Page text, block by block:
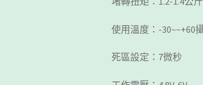
使用溫度：-30~~+60
死區設定：7微秒